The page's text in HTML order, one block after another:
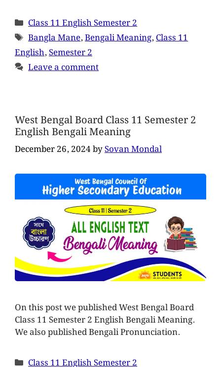
Class 11 English Semester 2
Bangla Mane,Bengali Meaning,Class 11
English,Semester 2
Leave a comment
West Bengal Board Class 11 Semester 2
English Bengali Meaning
December 26, 2024bySovan Mondal
On this post we published West Bengal Board
Class 11 Semester 2 English Bengali Meaning.
We also published Bengali Pronunciation.
Class 11 English Semester 2